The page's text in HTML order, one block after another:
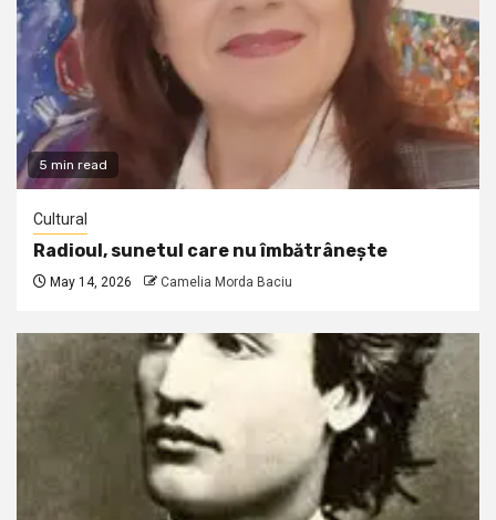
5 min read
Cultural
Radioul, sunetul care nu îmbătrânește
May 14, 2026 Camelia Morda Baciu